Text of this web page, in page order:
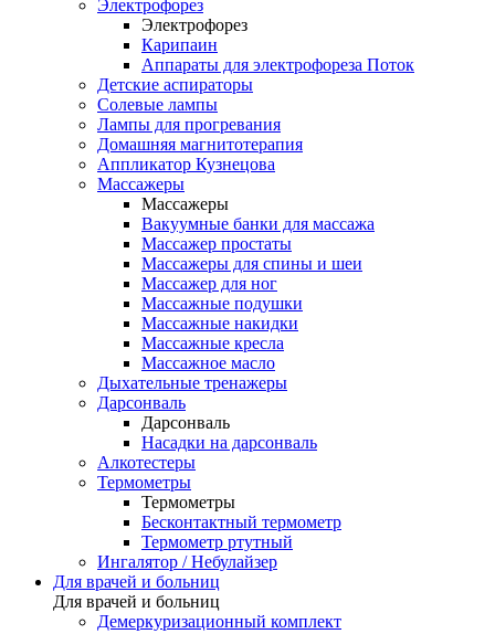
Электрофорез
Электрофорез
Карипаин
Аппараты для электрофореза Поток
Детские аспираторы
Солевые лампы
Лампы для прогревания
Домашняя магнитотерапия
Аппликатор Кузнецова
Массажеры
Массажеры
Вакуумные банки для массажа
Массажер простаты
Массажеры для спины и шеи
Массажер для ног
Массажные подушки
Массажные накидки
Массажные кресла
Массажное масло
Дыхательные тренажеры
Дарсонваль
Дарсонваль
Насадки на дарсонваль
Алкотестеры
Термометры
Термометры
Бесконтактный термометр
Термометр ртутный
Ингалятор / Небулайзер
Для врачей и больниц
Для врачей и больниц
Демеркуризационный комплект